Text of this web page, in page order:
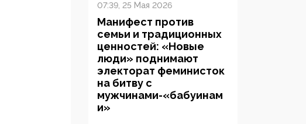
07:39, 25 Мая 2026
Манифест против
семьи и традиционных
ценностей: «Новые
люди» поднимают
электорат феминисток
на битву с
мужчинами-«бабуинам
и»